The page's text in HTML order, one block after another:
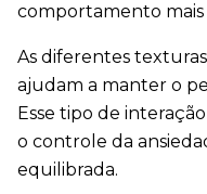
comportamento mais
As diferentes
ajudam a manter o
Esse tipo de
o controle da
equilibrada.